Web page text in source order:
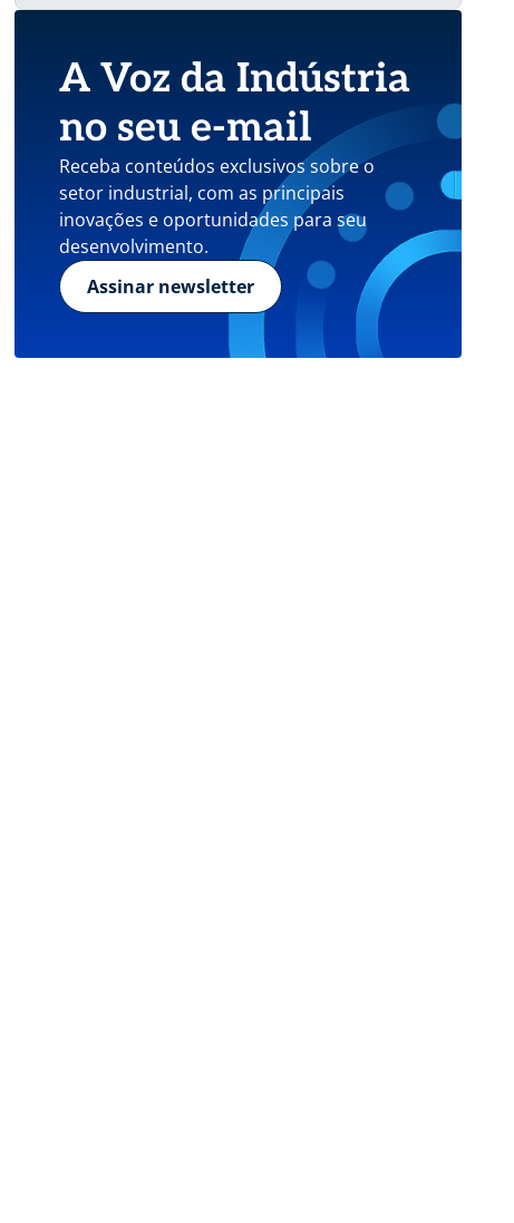
A Voz da Indústria
no seu e-mail
Receba conteúdos exclusivos sobre o
setor industrial, com as principais
inovações e oportunidades para seu
desenvolvimento.
Assinar newsletter